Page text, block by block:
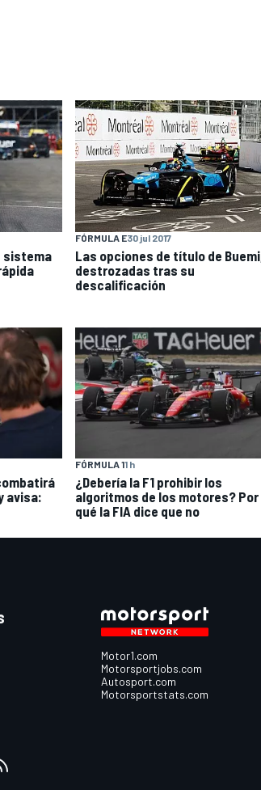
sistema
FÓRMULA E30 jul 2017
Las opciones de título de Buemi,
destrozadas tras su
descalificación
avisa:
FÓRMULA 11 h
¿Debería la F1 prohibir los
algoritmos de los motores? Por
qué la FIA dice que no
Motor1.com
Motorsportjobs.com
Autosport.com
Motorsportstats.com